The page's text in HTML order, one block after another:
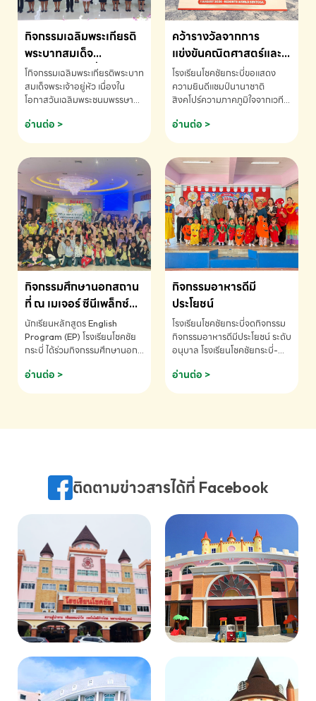
กิจกรรมเฉลิมพระเกียรติ
พระบาทสมเด็จ
พระเจ้าอยู่หัว เนื่องใน
โอกาสวันเฉลิม
พระชนมพรรษา
โกิจกรรมเฉลิมพระเกียรติพระบาท
สมเด็จพระเจ้าอยู่หัว เนื่องใน
โอกาสวันเฉลิมพระชนมพรรษา
ข้อมูลเพิ่มเติม โทร. 075-691910
อ่านต่อ >
คว้ารางวัลจากการ
แข่งขันคณิตศาสตร์และ
คณิตคิดเร็วนานาชาติ
ครั้งที่ 46 ประจำปี 2569
ณ ประเทศสิงคโปร์
โรงเรียนโชคชัยกระบี่ขอแสดง
ความยินดีแชมป์นานาชาติ
สิงคโปร์ความภาคภูมิใจจากเวที
ด.ช.พัทธนันท์ พรหมพันธ์ ชั้น
อนุบาล EP K3 โรงเรียนโชคชัย
แข่งขันคณิตศาสตร์และคณิตคิด
เร็วนานาชาติ ครั้งที่ 46 ประจำปี
2569 ณ ประเทศสิงคโปร์
INTERNATIONAL
MATHEMATICS AND
MENTAL ARITHMETIC
COMPETITION 2026 - ถ้วย
รางวัลรองชนะเลิศอันดับที่ 2
Mental Arithmetic
Competition K2 - ถ้วยรางวัล
รองชนะเลิศอันดับที่ 2 Mental
K2(Grop) โรงเรียนโชคชัยกระบี่-
สอบถามข้อมูลเพิ่มเติม โทร.
075-691910
อ่านต่อ >
กิจกรรมศึกษานอกสถาน
ที่ ณ เมเจอร์ ซีนีเพล็กซ์
ระดับประถมศึกษา (EP.1-
6)
นักเรียนหลักสูตร English
Program (EP) โรงเรียนโชคชัย
กระบี่ ได้ร่วมกิจกรรมศึกษานอก
ชมภาพยนตร์ Toy Story 5
(Soundtrack)เพื่อเสริมทักษะ
ภาษา ผ่านประสบการณ์การเรียนรู้
075-691910
อ่านต่อ >
กิจกรรมอาหารดีมี
ประโยชน์
โรงเรียนโชคชัยกระบี่จดกิจกรรม
กิจกรรมอาหารดีมีประโยชน์ ระดับ
อนุบาล โรงเรียนโชคชัยกระบี่-
075-691910
อ่านต่อ >
ติดตามข่าวสารได้ที่ Facebook